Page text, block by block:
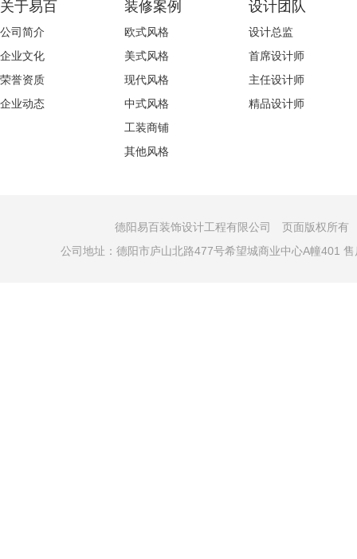
关于易百
公司简介
企业文化
荣誉资质
企业动态
装修案例
欧式风格
美式风格
现代风格
中式风格
工装商铺
其他风格
设计团队
设计总监
首席设计师
主任设计师
精品设计师
德阳易百装饰设计工程有限公司 页面版权所
公司地址：德阳市庐山北路477号希望城商业中心A幢401